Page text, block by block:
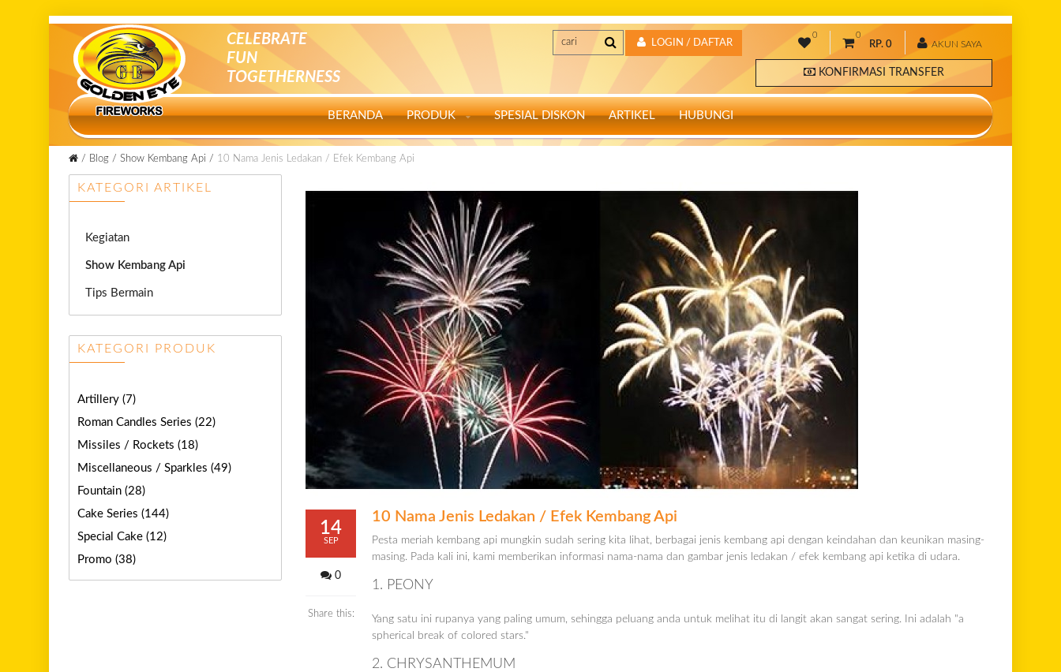
CELEBRATE
FUN
TOGETHERNESS
KONFIRMASI TRANSFER
0 0
RP. 0 AKUN SAYA
LOGIN / DAFTAR
BERANDA PRODUK SPESIAL DISKON ARTIKEL HUBUNGI
Blog Show Kembang Api 10 Nama Jenis Ledakan / Efek Kembang Api
KATEGORI ARTIKEL
Kegiatan
Show Kembang Api
Tips Bermain
KATEGORI PRODUK
Artillery (7)
Roman Candles Series (22)
Missiles / Rockets (18)
Miscellaneous / Sparkles (49)
Fountain (28)
Cake Series (144)
Special Cake (12)
Promo (38)
14
SEP
0
Share this:
10 Nama Jenis Ledakan / Efek Kembang Api
Pesta meriah kembang api mungkin sudah sering kita lihat, berbagai jenis kembang api dengan keindahan dan keunikan masing-
masing. Pada kali ini, kami memberikan informasi nama-nama dan gambar jenis ledakan / efek kembang api ketika di udara.
1. PEONY
Yang satu ini rupanya yang paling umum, sehingga peluang anda untuk melihat itu di langit akan sangat sering. Ini adalah "a
spherical break of colored stars."
2. CHRYSANTHEMUM